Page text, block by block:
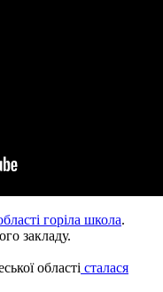
горіла школа.
закладу.
області сталася